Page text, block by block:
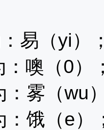
易（yi）
噢（0）
雾（wu
饿（e）